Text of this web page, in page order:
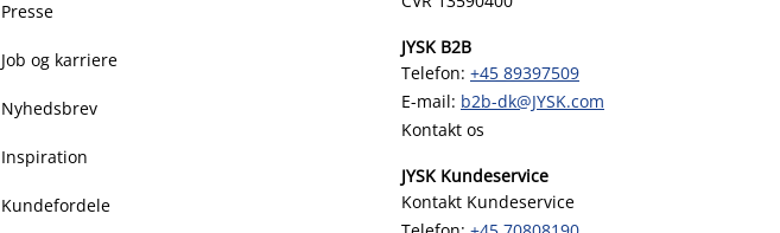
Presse
Job og karriere
Nyhedsbrev
Inspiration
Kundefordele
JYSK B2B
Telefon: +45 89397509
E-mail: b2b-dk@JYSK.com
Kontakt os
JYSK Kundeservice
Kontakt Kundeservice